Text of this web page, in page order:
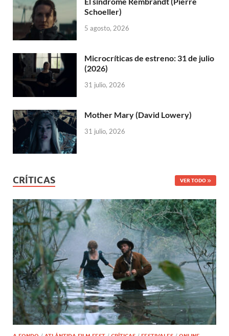
Schoeller)
5 agosto, 2026
Microcríticas de estreno: 31 de julio
(2026)
31 julio, 2026
Mother Mary (David Lowery)
31 julio, 2026
CRÍTICAS VER TODO